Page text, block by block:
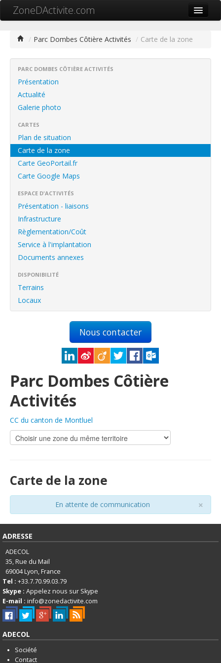
ZoneDActivite.com
Cartographie ZA
Référencer ma zone
Contact
Mon ZA.com
中文
English
Français
Connexion
/ Parc Dombes Côtière Activités / Carte de la zone
PARC DOMBES CÔTIÈRE ACTIVITÉS
Présentation
Actualité
Galerie photo
CARTES
Plan de situation
Carte de la zone
Carte GeoPortail.fr
Carte Google Maps
ESPACE D'ACTIVITÉS
Présentation - liaisons
Infrastructure
Règlementation/Coût
Service à l'implantation
Documents annexes
DISPONIBILITÉ
Terrains
Locaux
Nous contacter
Parc Dombes Côtière
Activités
CC du canton de Montluel
Carte de la zone
×
En attente de communication
ADRESSE
ADECOL
35, Rue du Mail
69004Lyon, France
Tel : +33.7.70.99.03.79
Skype : Appelez nous sur Skype
E-mail : info@zonedactivite.com
ADECOL
Société
Contact